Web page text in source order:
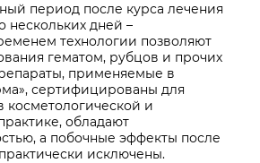
период после курса лечения
нескольких дней –
технологии позволяют
гематом, рубцов и прочих
применяемые в
сертифицированы для
косметологической и
обладают
а побочные эффекты после
исключены.